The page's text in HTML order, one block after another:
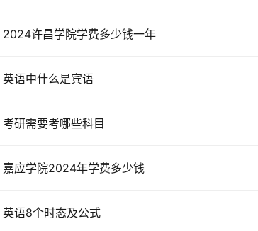
2024许昌学院学费多少钱一年
英语中什么是宾语
考研需要考哪些科目
嘉应学院2024年学费多少钱
英语8个时态及公式